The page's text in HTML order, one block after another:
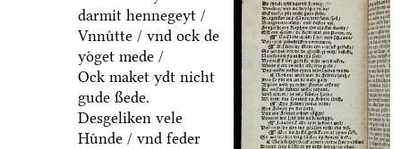
darmit hennegeyt /
Vnnuͤtte / vnd ock de
yoͤget mede /
Ock maket ydt nicht
gude ßede.
Desgeliken vele
Huͤnde / vnd feder